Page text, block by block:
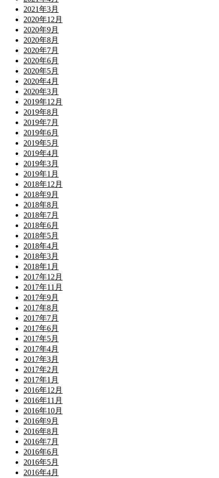
2021年3月
2020年12月
2020年9月
2020年8月
2020年7月
2020年6月
2020年5月
2020年4月
2020年3月
2019年12月
2019年8月
2019年7月
2019年6月
2019年5月
2019年4月
2019年3月
2019年1月
2018年12月
2018年9月
2018年8月
2018年7月
2018年6月
2018年5月
2018年4月
2018年3月
2018年1月
2017年12月
2017年11月
2017年9月
2017年8月
2017年7月
2017年6月
2017年5月
2017年4月
2017年3月
2017年2月
2017年1月
2016年12月
2016年11月
2016年10月
2016年9月
2016年8月
2016年7月
2016年6月
2016年5月
2016年4月